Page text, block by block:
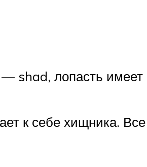
shad, лопасть
к себе хищника.